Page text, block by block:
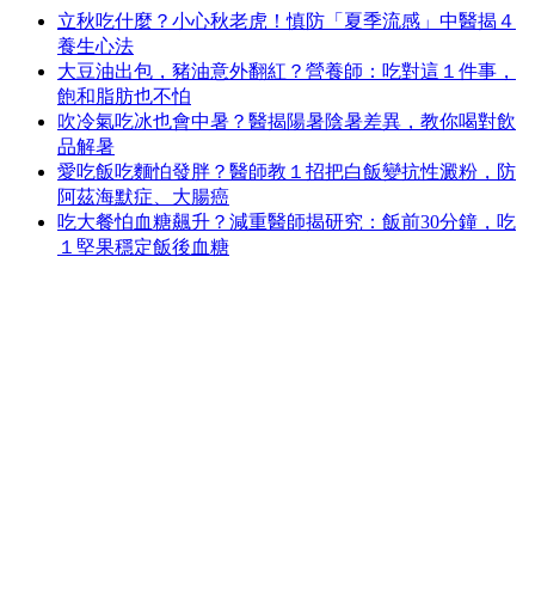
立秋吃什麼？小心秋老虎！慎防「夏季流感」中醫揭４
養生心法
大豆油出包，豬油意外翻紅？營養師：吃對這１件事，
飽和脂肪也不怕
吹冷氣吃冰也會中暑？醫揭陽暑陰暑差異，教你喝對飲
品解暑
愛吃飯吃麵怕發胖？醫師教１招把白飯變抗性澱粉，防
阿茲海默症、大腸癌
吃大餐怕血糖飆升？減重醫師揭研究：飯前30分鐘，吃
１堅果穩定飯後血糖